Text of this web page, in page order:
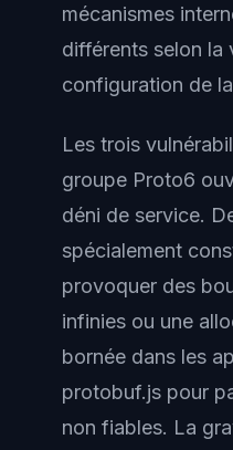
mécanismes
différents selon la
configuration de
Les trois
groupe Proto6
déni de service.
spécialement
provoquer des
infinies ou une
bornée dans les
protobuf.js pour
non fiables. La